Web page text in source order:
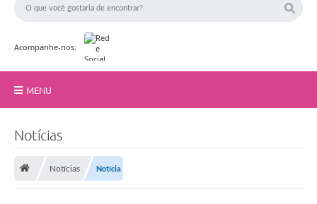
Acompanhe-nos:
MENU
Notícias
Notícias Notícia